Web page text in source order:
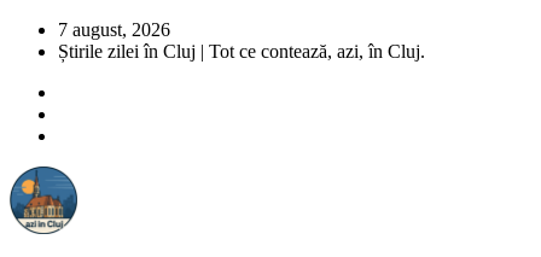
7 august, 2026
Știrile zilei în Cluj | Tot ce contează, azi, în Cluj.